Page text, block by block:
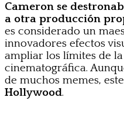
Cameron se
a otra producción
es considerado un
innovadores efectos
ampliar los límites de
cinematográfica.
de muchos memes,
Hollywood.